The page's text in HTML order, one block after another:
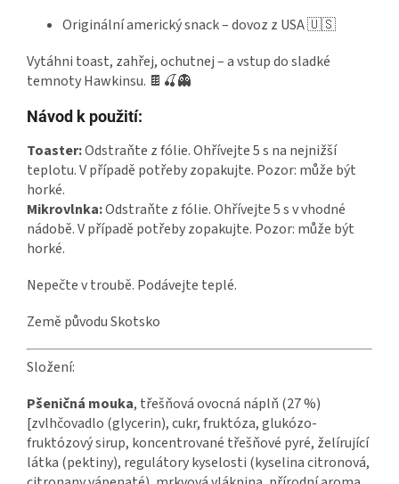
Originální americký snack – dovoz z USA 🇺🇸
Vytáhni toast, zahřej, ochutnej – a vstup do sladké
temnoty Hawkinsu. 🍫🍒👻
Návod k použití:
Toaster:Odstraňte z fólie. Ohřívejte 5 s na nejnižší
teplotu. V případě potřeby zopakujte. Pozor: může být
horké.
Mikrovlnka:Odstraňte z fólie. Ohřívejte 5 s v vhodné
nádobě. V případě potřeby zopakujte. Pozor: může být
horké.
Nepečte v troubě. Podávejte teplé.
Země původu Skotsko
Složení:
Pšeničná mouka, třešňová ovocná náplň (27 %)
[zvlhčovadlo (glycerin), cukr, fruktóza, glukózo-
fruktózový sirup, koncentrované třešňové pyré, želírující
látka (pektiny), regulátory kyselosti (kyselina citronová,